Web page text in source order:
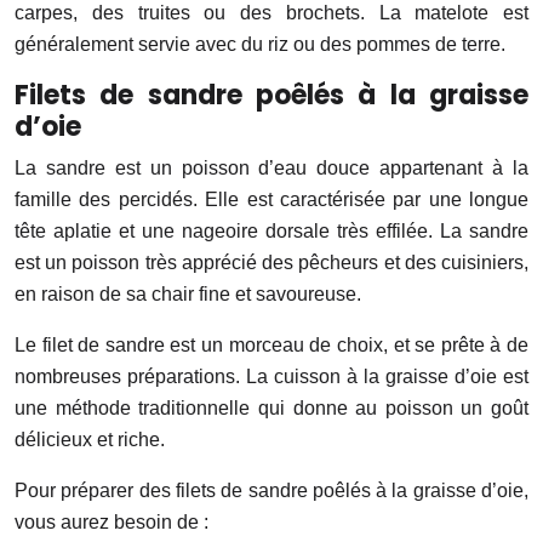
carpes, des truites ou des brochets. La matelote est
généralement servie avec du riz ou des pommes de terre.
Filets de sandre poêlés à la graisse
d’oie
La sandre est un poisson d’eau douce appartenant à la
famille des percidés. Elle est caractérisée par une longue
tête aplatie et une nageoire dorsale très effilée. La sandre
est un poisson très apprécié des pêcheurs et des cuisiniers,
en raison de sa chair fine et savoureuse.
Le filet de sandre est un morceau de choix, et se prête à de
nombreuses préparations. La cuisson à la graisse d’oie est
une méthode traditionnelle qui donne au poisson un goût
délicieux et riche.
Pour préparer des filets de sandre poêlés à la graisse d’oie,
vous aurez besoin de :